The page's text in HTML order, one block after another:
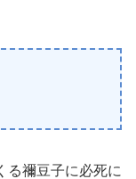
る禰豆子に必死に